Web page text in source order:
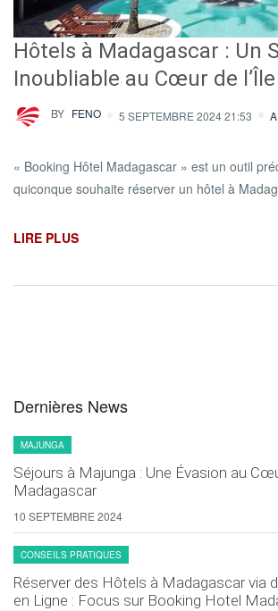
Hôtels à Madagascar : Un
Inoubliable au Cœur de
BY FENO 5 SEPTEMBRE 2024 21:53
« Booking Hôtel Madagascar » est un outil
quiconque souhaite réserver un hôtel à
LIRE PLUS
Dernières News
MAJUNGA
Séjours à Majunga : Une Évasion au
Madagascar
10 SEPTEMBRE 2024
CONSEILS PRATIQUES
Réserver des Hôtels à Madagascar via
en Ligne : Focus sur Booking Hotel